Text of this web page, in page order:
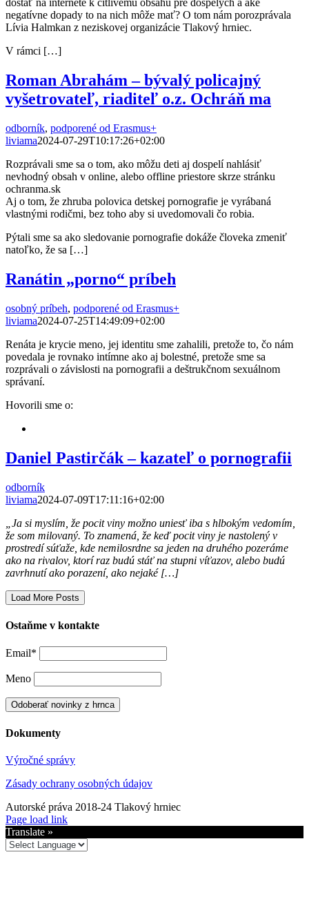
dostať na internete k citlivému obsahu pre dospelých a aké
negatívne dopady to na nich môže mať? O tom nám porozprávala
Lívia Halmkan z neziskovej organizácie Tlakový hrniec.
V rámci […]
Roman Abrahám – bývalý policajný
vyšetrovateľ, riaditeľ o.z. Ochráň ma
odborník, podporené od Erasmus+
liviama2024-07-29T10:17:26+02:00
Rozprávali sme sa o tom, ako môžu deti aj dospelí nahlásiť
nevhodný obsah v online, alebo offline priestore skrze stránku
ochranma.sk
Aj o tom, že zhruba polovica detskej pornografie je vyrábaná
vlastnými rodičmi, bez toho aby si uvedomovali čo robia.
Pýtali sme sa ako sledovanie pornografie dokáže človeka zmeniť
natoľko, že sa […]
Ranátin „porno“ príbeh
osobný príbeh, podporené od Erasmus+
liviama2024-07-25T14:49:09+02:00
Renáta je krycie meno, jej identitu sme zahalili, pretože to, čo nám
povedala je rovnako intímne ako aj bolestné, pretože sme sa
rozprávali o závislosti na pornografii a deštrukčnom sexuálnom
správaní.
Hovorili sme o:
Daniel Pastirčák – kazateľ o pornografii
odborník
liviama2024-07-09T17:11:16+02:00
„Ja si myslím, že pocit viny možno uniesť iba s hlbokým vedomím,
že som milovaný. To znamená, že keď pocit viny je nastolený v
prostredí súťaže, kde nemilosrdne sa jeden na druhého pozeráme
ako na rivalov, ktorí raz budú stáť na stupni víťazov, alebo budú
zavrhnutí ako porazení, ako nejaké […]
Load More Posts
Ostaňme v kontakte
Email*
Meno
Dokumenty
Výročné správy
Zásady ochrany osobných údajov
Autorské práva 2018-24 Tlakový hrniec
Facebook
YouTube
Spotify
Page load link
Translate »